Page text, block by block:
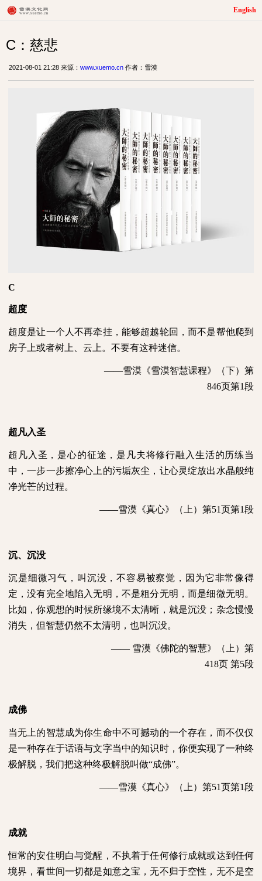
English
C：慈悲
2021-08-01 21:28 来源： www.xuemo.cn 作者：雪漠
C
超度
超度是让一个人不再牵挂，能够超越轮回，而不是帮他爬到
房子上或者树上、云上。不要有这种迷信。
——雪漠《雪漠智慧课程》（下）第
846页第1段
超凡入圣
超凡入圣，是心的征途，是凡夫将修行融入生活的历练当
中，一步一步擦净心上的污垢灰尘，让心灵绽放出水晶般纯
净光芒的过程。
——雪漠《真心》（上）第51页第1段
沉、沉没
沉是细微习气，叫沉没，不容易被察觉，因为它非常像得
定，没有完全地陷入无明，不是粗分无明，而是细微无明。
比如，你观想的时候所缘境不太清晰，就是沉没；杂念慢慢
消失，但智慧仍然不太清明，也叫沉没。
—— 雪漠《佛陀的智慧》（上）第
418页 第5段
成佛
当无上的智慧成为你生命中不可撼动的一个存在，而不仅仅
是一种存在于话语与文字当中的知识时，你便实现了一种终
极解脱，我们把这种终极解脱叫做“成佛”。
——雪漠《真心》（上）第51页第1段
成就
恒常的安住明白与觉醒，不执着于任何修行成就或达到任何
境界，看世间一切都是如意之宝，无不归于空性，无不是空